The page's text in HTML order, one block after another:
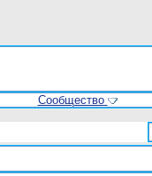
Сообщество